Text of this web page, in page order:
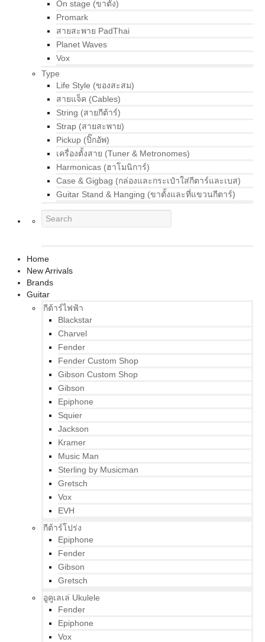
On stage (ขาตั้ง)
Promark
สายสะพาย PadThai
Planet Waves
Vox
Type
Life Style (ของสะสม)
สายแจ็ค (Cables)
String (สายกีต้าร์)
Strap (สายสะพาย)
Pickup (ปิ๊กอัพ)
เครื่องตั้งสาย (Tuner & Metronomes)
Harmonicas (ฮาโมนิการ์)
Case & Gigbag (กล่องและกระเป๋าใส่กีตาร์และเบส)
Guitar Stand & Hanging (ขาตั้งและที่แขวนกีตาร์)
Home
New Arrivals
Brands
Guitar
กีต้าร์ไฟฟ้า
Blackstar
Charvel
Fender
Fender Custom Shop
Gibson Custom Shop
Gibson
Epiphone
Squier
Jackson
Kramer
Music Man
Sterling by Musicman
Gretsch
Vox
EVH
กีต้าร์โปร่ง
Epiphone
Fender
Gibson
Gretsch
อูคูเลเล่ Ukulele
Fender
Epiphone
Vox